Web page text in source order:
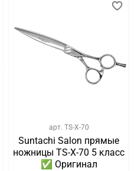
арт. TS-X-70
Suntachi Salon прямые
ножницы TS-X-70 5 класс
✅ Оригинал